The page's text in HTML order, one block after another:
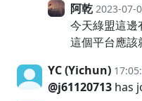
阿乾 2023-07-
今天綠盟這
這個平台應該
YC (Yichun)
@j61120713 has